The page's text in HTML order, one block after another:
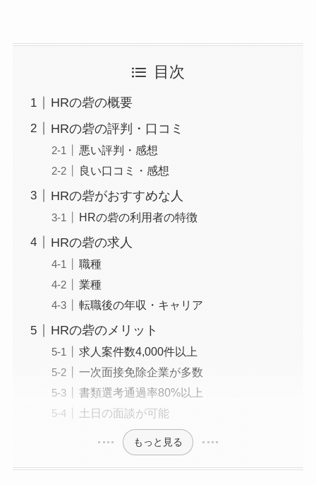
目次
HRの砦の概要
HRの砦の評判・口コミ
悪い評判・感想
良い口コミ・感想
HRの砦がおすすめな人
HRの砦の利用者の特徴
HRの砦の求人
職種
業種
転職後の年収・キャリア
HRの砦のメリット
求人案件数4,000件以上
一次面接免除企業が多数
書類選考通過率80%以上
土日の面談が可能
もっと見る